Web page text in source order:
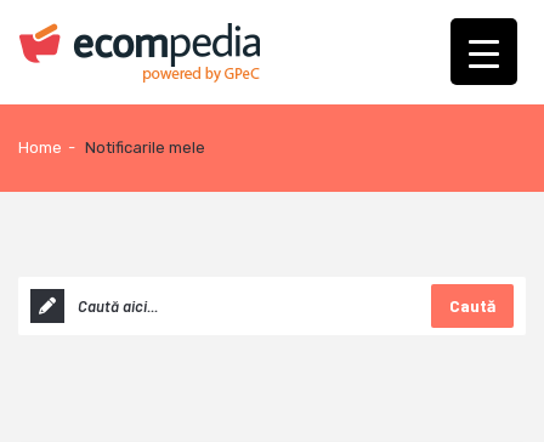
Home - Notificarile mele
Caută